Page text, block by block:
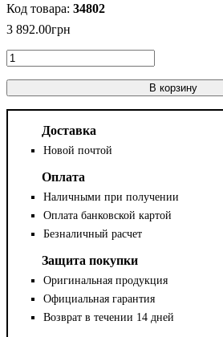
34802
3 892.00грн
В корзину
Доставка
Новой почтой
Оплата
Наличными при получении
Оплата банковской картой
Безналичный расчет
Защита покупки
Оригинальная продукция
Официальная гарантия
Возврат в течении 14 дней